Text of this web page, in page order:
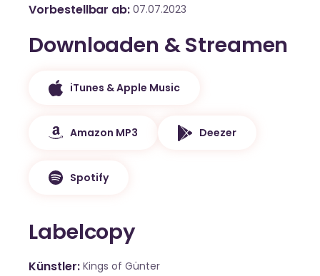
Vorbestellbar ab 07.07.2023
Downloaden & Streamen
iTunes & Apple Music
Amazon MP3 Deezer
Spotify
Labelcopy
Künstler Kings of Günter